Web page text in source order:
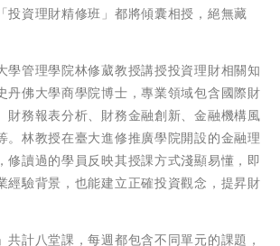
投資理財精修班」都將傾囊相授，絕無藏
學管理學院林修葳教授講授投資理財相關知
丹佛大學商學院博士，專業領域包含國際財
財務報表分析、財務金融創新、金融機構風
。林教授在臺大進修推廣學院開設的金融理
修讀過的學員反映其授課方式淺顯易懂，即
經驗背景，也能建立正確投資觀念，提昇財
共計八堂課，每週都包含不同單元的課題，